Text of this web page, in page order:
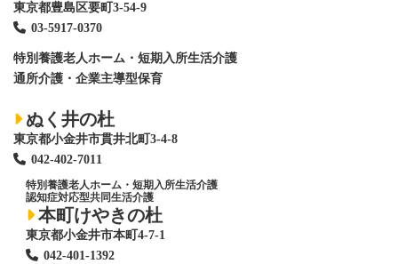
東京都豊島区要町3-54-9
03-5917-0370
特別養護老人ホーム ・短期入所生活介護
通所介護・企業主導型保育
ぬく井の杜
東京都小金井市貫井北町3-4-8
042-402-7011
特別養護老人ホーム ・短期入所生活介護
認知症対応型共同生活介護
本町けやきの杜
東京都小金井市本町4-7-1
042-401-1392